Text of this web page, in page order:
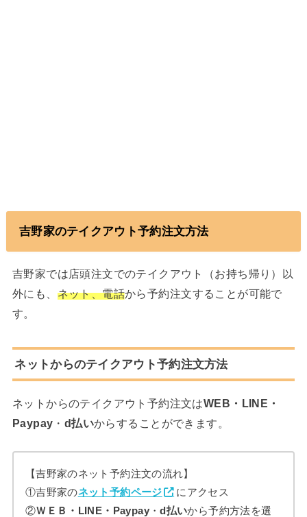
吉野家のテイクアウト予約注文方法
吉野家では店頭注文でのテイクアウト（お持ち帰り）以
外にも、 ネット、電話から予約注文することが可能で
す。
ネットからのテイクアウト予約注文方法
ネットからのテイクアウト予約注文はWEB・LINE・
Paypay ・ d払いからすることができます。
【吉野家のネット予約注文の流れ】
①吉野家のネット予約ページ
にアクセス
②ＷＥＢ・LINE・Paypay・d払いから予約方法を選